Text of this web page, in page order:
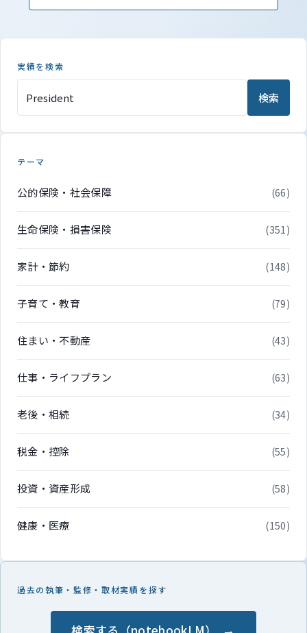
実績を検索
検索
テーマ
公的保険・社会保障 (66)
生命保険・損害保険 (351)
家計・節約 (148)
子育て・教育 (79)
住まい・不動産 (43)
仕事・ライフプラン (63)
老後・相続 (34)
税金・控除 (55)
投資・資産形成 (58)
健康・医療 (150)
過去の執筆・監修・取材実績を探す